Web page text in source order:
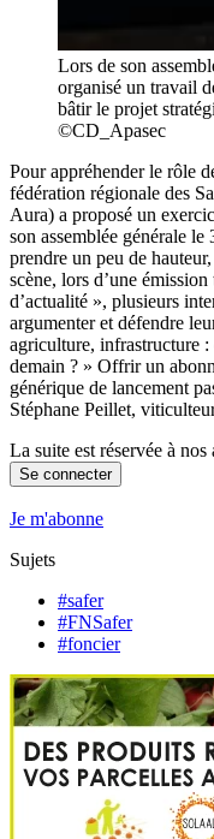
Lors de son
organisé un travail
bâtir le projet
©CD_Apasec
Pour appréhender le rôle
fédération régionale des
Aura) a proposé un
son assemblée générale
prendre un peu de
scène, lors d’une
d’actualité », plusieurs
argumenter et défendre
agriculture, infrastructure
demain ? » Offrir un
générique de lancement
Stéphane Peillet,
La suite est réservée à nos
Se connecter
Je m'abonne
Sujets
#safer
#FNSafer
#foncier